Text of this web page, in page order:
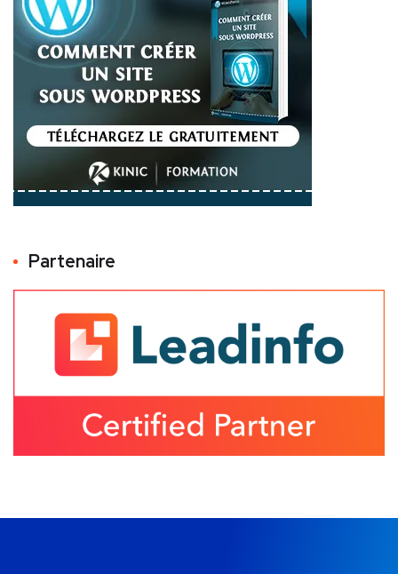
Partenaire